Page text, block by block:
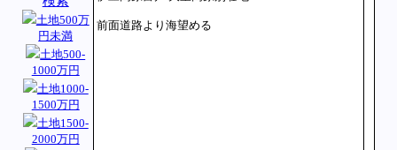
土地500万
円未満
土地500-
1000万円
土地1000-
1500万円
土地1500-
2000万円
前面道路より海望める